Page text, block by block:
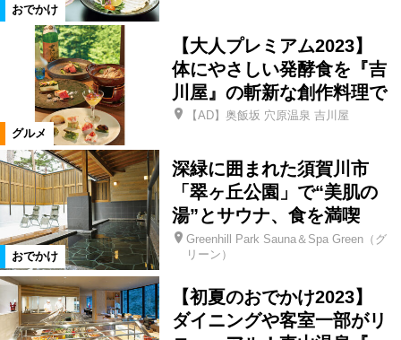
玉川村 平田村
山形県 天栄村 北塩原村
矢祭町 桑折町
大玉村 田村市 湯川村
西会津町 古殿町
石川町 福島県全域 泉崎村
おでかけ
グルメ
【大人プレミアム2023】
体にやさしい発酵食を『吉
川屋』の斬新な創作料理で
【AD】奥飯坂 穴原温泉 吉川屋
おでかけ
深緑に囲まれた須賀川市
「翠ヶ丘公園」で“美肌の
湯”とサウナ、食を満喫
Greenhill Park Sauna＆Spa Green（グ
リーン）
【初夏のおでかけ2023】
ダイニングや客室一部がリ